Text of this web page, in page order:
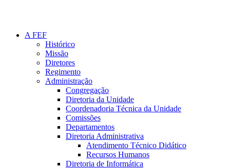
A FEF
Histórico
Missão
Diretores
Regimento
Administração
Congregação
Diretoria da Unidade
Coordenadoria Técnica da Unidade
Comissões
Departamentos
Diretoria Administrativa
Atendimento Técnico Didático
Recursos Humanos
Diretoria de Informática